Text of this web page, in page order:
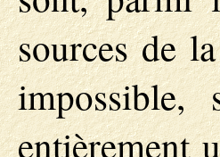
sources de
impossible,
entièrement